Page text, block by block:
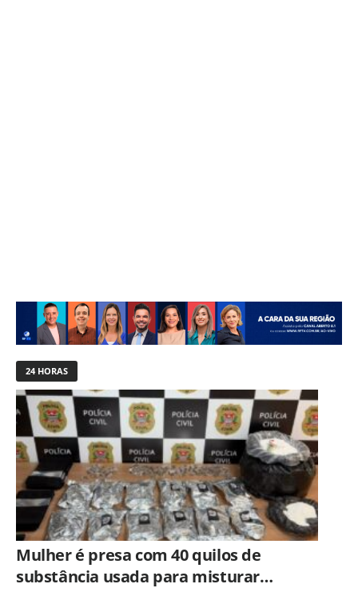
24 HORAS
Mulher é presa com 40 quilos de
substância usada para misturar